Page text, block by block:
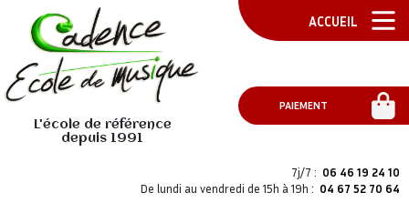
L'école de référence
depuis 1991
ACCUEIL
PAIEMENT
7j/7 : 06 46 19 24 10
De lundi au vendredi de 15h à 19h : 04 67 52 70 64